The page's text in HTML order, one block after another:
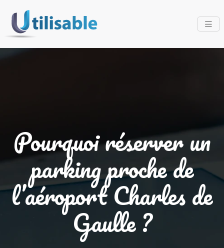
Pourquoi réserver un
parking proche de
l’aéroport Charles de
Gaulle ?